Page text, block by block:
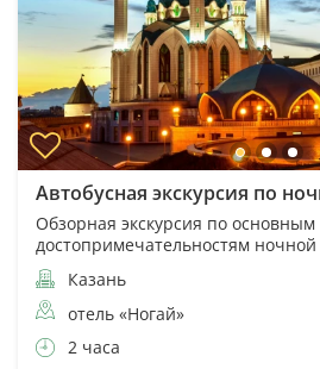
Автобусная экскурсия по
Обзорная экскурсия по основным
достопримечательностям
Казань
отель «Ногай»
2 часа